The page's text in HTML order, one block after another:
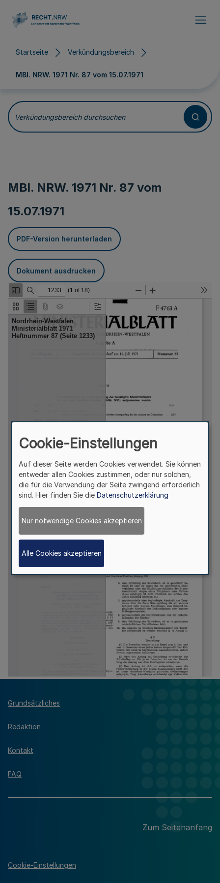
Startseite Verkündungsbereich
MBl. NRW. 1971 Nr. 87 vom 15.07.1971
Verkündungsbereich durchsuchen
MBl. NRW. 1971 Nr. 87 vom
15.07.1971
PDF-Version herunterladen
Dokument ausdrucken
Grundsätzliches
Redaktion
Kontakt
FAQ
Zum Seitenanfang
Cookie-Einstellungen
Cookie-Einstellungen
Auf dieser Seite werden Cookies verwendet. Sie können
entweder allen Cookies zustimmen, oder nur solchen,
die für die Verwendung der Seite zwingend erforderlich
sind. Hier finden Sie die Datenschutzerklärung
Nur notwendige Cookies akzeptieren
Alle Cookies akzeptieren